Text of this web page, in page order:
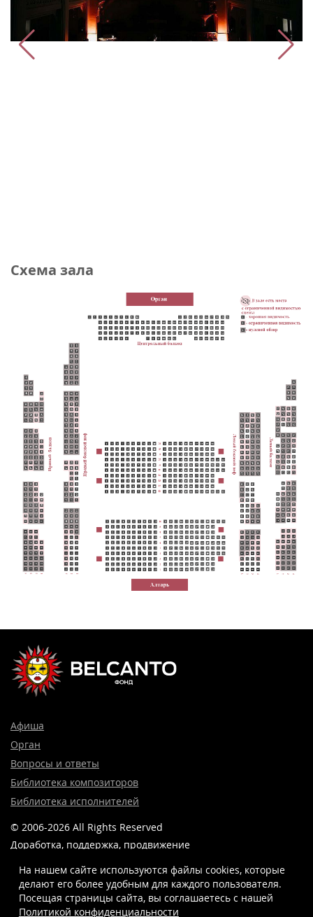
Схема зала
Афиша
Орган
Вопросы и ответы
Библиотека композиторов
Библиотека исполнителей
© 2006-2026 All Rights Reserved
Доработка, поддержка, продвижение
На нашем сайте используются файлы cookies, которые
делают его более удобным для каждого пользователя.
Посещая страницы сайта, вы соглашаетесь c нашей
Политикой конфиденциальности